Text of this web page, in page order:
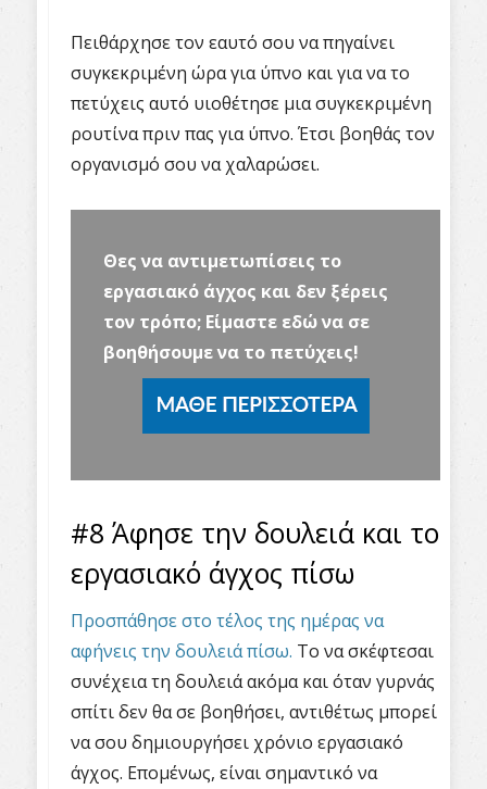
Πειθάρχησε τον εαυτό σου να πηγαίνει
συγκεκριμένη ώρα για ύπνο και για να το
πετύχεις αυτό υιοθέτησε μια συγκεκριμένη
ρουτίνα πριν πας για ύπνο. Έτσι βοηθάς τον
οργανισμό σου να χαλαρώσει.
Θες να αντιμετωπίσεις το
εργασιακό άγχος και δεν ξέρεις
τον τρόπο; Είμαστε εδώ να σε
βοηθήσουμε να το πετύχεις!
#8 Άφησε την δουλειά και το
εργασιακό άγχος πίσω
Προσπάθησε στο τέλος της ημέρας να
αφήνεις την δουλειά πίσω. Το να σκέφτεσαι
συνέχεια τη δουλειά ακόμα και όταν γυρνάς
σπίτι δεν θα σε βοηθήσει, αντιθέτως μπορεί
να σου δημιουργήσει χρόνιο εργασιακό
άγχος. Επομένως, είναι σημαντικό να